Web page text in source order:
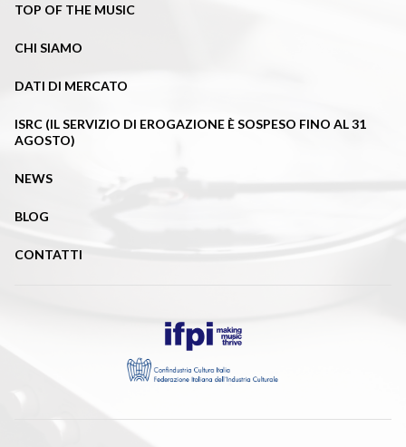
TOP OF THE MUSIC
CHI SIAMO
DATI DI MERCATO
ISRC (IL SERVIZIO DI EROGAZIONE È SOSPESO FINO AL 31
AGOSTO)
NEWS
BLOG
CONTATTI